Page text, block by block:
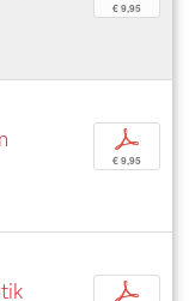
€ 9,95
p
€ 9,95
p